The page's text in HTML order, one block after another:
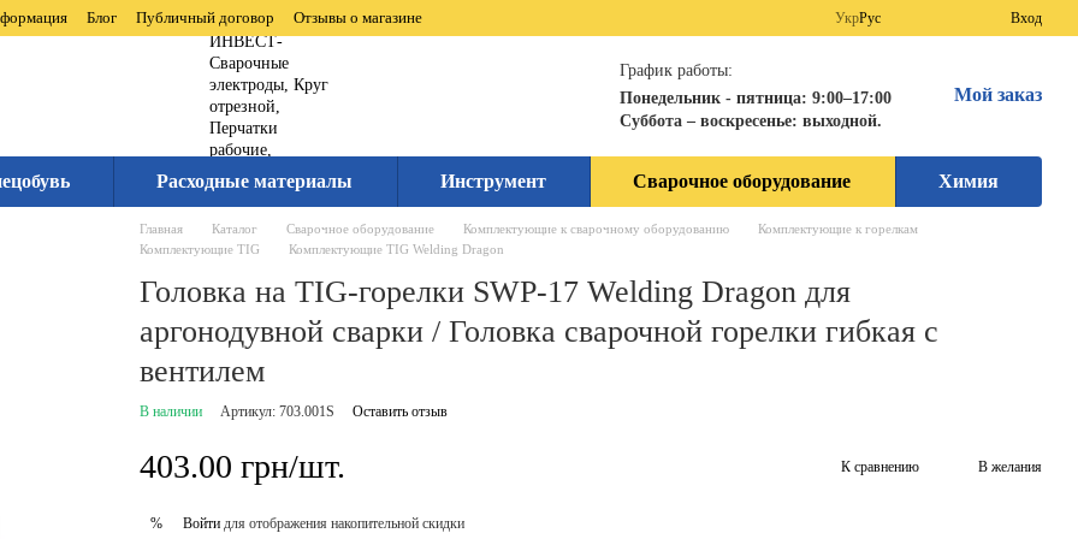
Блог Публичный договор Отзывы о магазине УкрРус Вход
График работы:
Понедельник - пятница: 9:00–17:00
Суббота – воскресенье: выходной.
Мой заказ
Расходные материалы Инструмент Сварочное оборудование Химия
Главная Каталог Сварочное оборудование Комплектующие к сварочному оборудованию
Комплектующие к горелкам
Комплектующие TIG
Комплектующие TIG Welding Dragon
Головка на TIG-горелки SWP-17 Welding Dragon для
аргонодувной сварки / Головка сварочной горелки гибкая с
вентилем
В наличии Артикул: 703.001S Оставить отзыв
403.00 грн/шт. К сравнению В желания
% Войтидля отображения накопительной скидки